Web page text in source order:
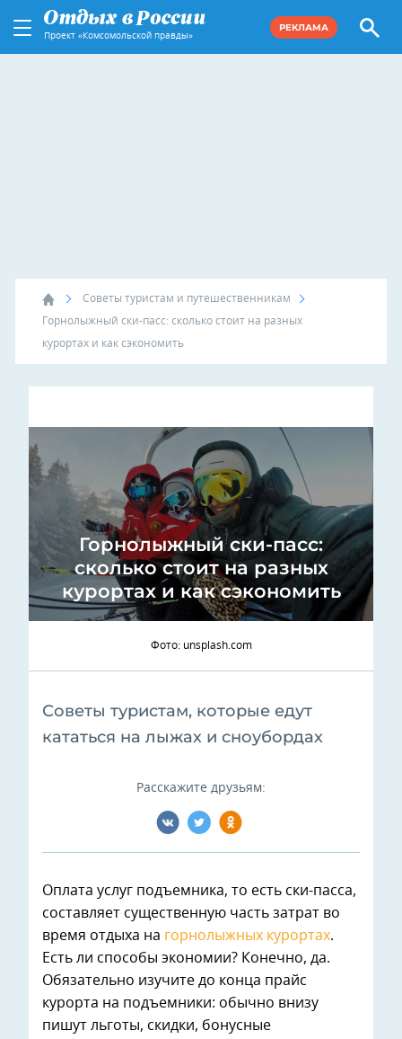
Проект «Комсомольской правды»
РЕКЛАМА
Советы туристам и путешественникам
Горнолыжный ски-пасс: сколько стоит на разных
курортах и как сэкономить
Горнолыжный ски-пасс:
сколько стоит на разных
курортах и как сэкономить
Фото: unsplash.com
Советы туристам, которые едут
кататься на лыжах и сноубордах
Расскажите друзьям:
Оплата услуг подъемника, то есть ски-пасса,
составляет существенную часть затрат во
время отдыха на горнолыжных курортах.
Есть ли способы экономии? Конечно, да.
Обязательно изучите до конца прайс
курорта на подъемники: обычно внизу
пишут льготы, скидки, бонусные